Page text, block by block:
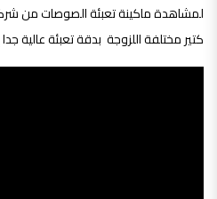
لمشاهدة ماكينة تعبئة الصوصات من
كتير مختلفة اللزوجة بدقة تعبئة عالية